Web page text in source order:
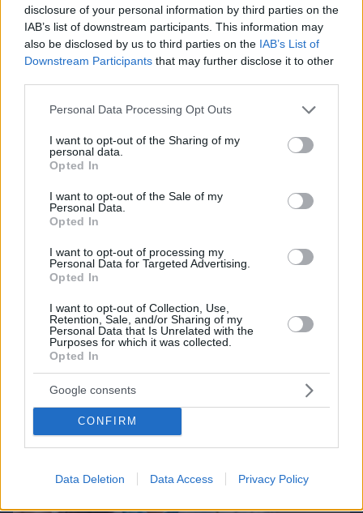
disclosure of your personal information by third parties on the
IAB’s list of downstream participants. This information may
also be disclosed by us to third parties on the IAB’s List of
Downstream Participants that may further disclose it to other
Please note that this website/app uses one or more Google
not limited to your visit or usage behaviour. You may click to
grant or deny consent to Google and its third-party tags to
use your data for below specified purposes in below Google
consent section.
Personal Data Processing Opt Outs
I want to opt-out of the Sharing of my
personal data.
Opted In
I want to opt-out of the Sale of my
Personal Data.
Opted In
I want to opt-out of processing my
Personal Data for Targeted Advertising.
Opted In
I want to opt-out of Collection, Use,
Retention, Sale, and/or Sharing of my
Personal Data that Is Unrelated with the
Purposes for which it was collected.
Opted In
Google consents
CONFIRM
Data Deletion Data Access Privacy Policy
Games
Cut The Rope Northern Heights Candy
ΔΕΙΤΕ ΟΛΑ ΤΑ GAMES
Best of Network